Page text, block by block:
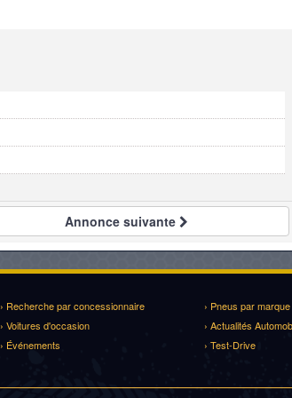
Annonce suivante
› Recherche par concessionnaire
› Pneus par marque
› Voitures d'occasion
› Actualités
› Événements
› Test-Drive